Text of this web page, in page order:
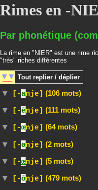
Rimes en -
Par phonétique
La rime en "NIER" est une rime
"très" riches différentes
Tout replier / déplier
[-anje] (106 mots)
[-ēnje] (111 mots)
[-œnje] (64 mots)
[-ønje] (2 mots)
[-œnje] (5 mots)
[-ōnje] (479 mots)